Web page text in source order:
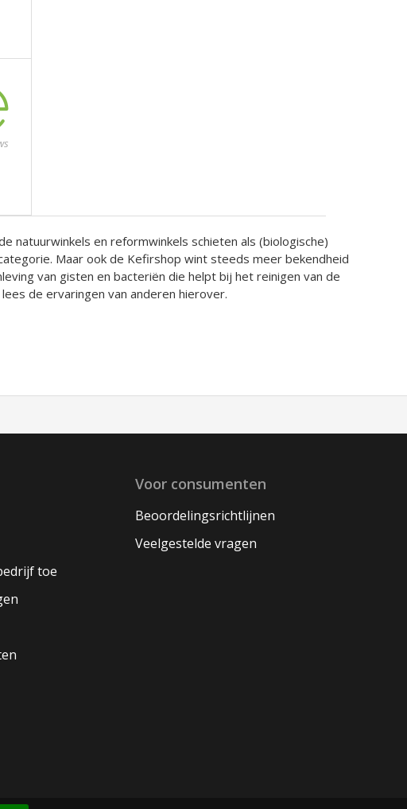
en reformwinkels schieten als (biologische)
Maar ook de Kefirshop wint steeds meer bekendheid
van gisten en bacteriën die helpt bij het reinigen van de
de ervaringen van anderen hierover.
toe
Voor consumenten
Beoordelingsrichtlijnen
Veelgestelde vragen